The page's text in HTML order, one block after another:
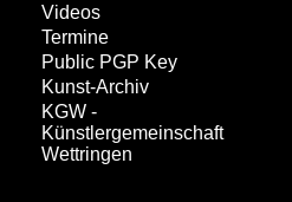
Videos
Termine
Public PGP Key
Kunst-Archiv
KGW -
Künstlergemeinschaft
Wettringen